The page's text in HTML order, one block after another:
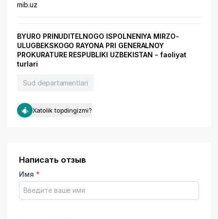
mib.uz
BYURO PRINUDITELNOGO ISPOLNENIYA MIRZO-
ULUGBEKSKOGO RAYONA PRI GENERALNOY
PROKURATURE RESPUBLIKI UZBEKISTAN - faoliyat
turlari
Sud departamentlari
Xatolik topdingizmi?
Написать отзыв
Имя *